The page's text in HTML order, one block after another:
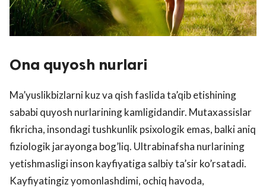
Ona quyosh nurlari
Ma’yuslikbizlarni kuz va qish faslida ta’qib etishining
sababi quyosh nurlarining kamligidandir. Mutaxassislar
fikricha, insondagi tushkunlik psixologik emas, balki aniq
fiziologik jarayonga bog’liq. Ultrabinafsha nurlarining
yetishmasligi inson kayfiyatiga salbiy ta’sir ko’rsatadi.
Kayfiyatingiz yomonlashdimi, ochiq havoda,